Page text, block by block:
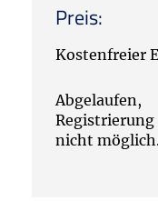
Preis:
Kostenfreier
Abgelaufen,
Registrierung
nicht